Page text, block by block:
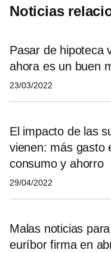
Noticias
Pasar de hipoteca
ahora es un buen
23/03/2022
El impacto de las
vienen: más gasto
consumo y ahorro
29/04/2022
Malas noticias
euríbor firma en